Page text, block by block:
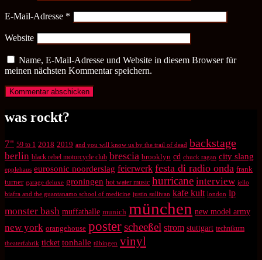
E-Mail-Adresse *
Website
Name, E-Mail-Adresse und Website in diesem Browser für
meinen nächsten Kommentar speichern.
was rockt?
7" 59 to 1 2018 2019 and you will know us by the trail of dead backstage
berlin black rebel motorcycle club brescia brooklyn cd chuck ragan city slang
epplehaus eurosonic noorderslag feierwerk festa di radio onda frank
turner garage deluxe groningen hot water music hurricane interview jello
biafra and the guantanamo school of medicine justin sullivan kafe kult london lp
monster bash muffathalle munich münchen new model army
new york orangehouse posterscheeßel strom stuttgart technikum
theaterfabrik ticket tonhalle tübingen vinyl